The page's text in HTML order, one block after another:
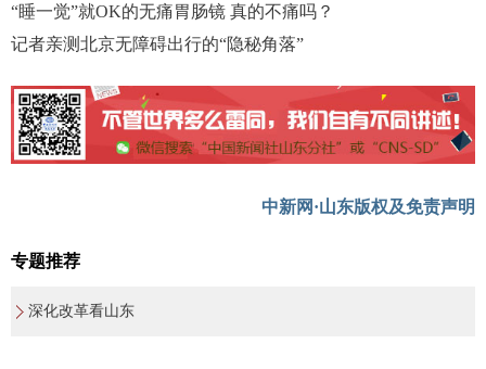
“睡一觉”就OK的无痛胃肠镜 真的不痛吗？
记者亲测北京无障碍出行的“隐秘角落”
中新网·山东版权及免责声明
专题推荐
深化改革看山东